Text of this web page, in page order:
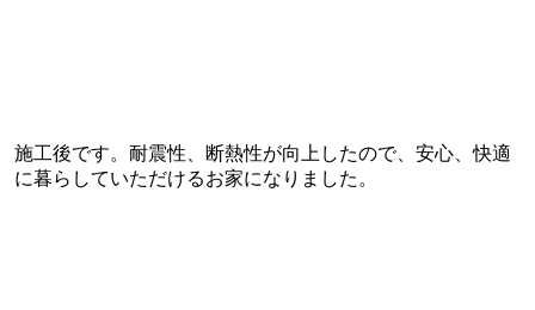
施工後です。耐震性、断熱性が向上したので、安心、快適
に暮らしていただけるお家になりました。